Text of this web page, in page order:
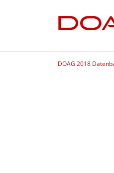
DOAG 2018